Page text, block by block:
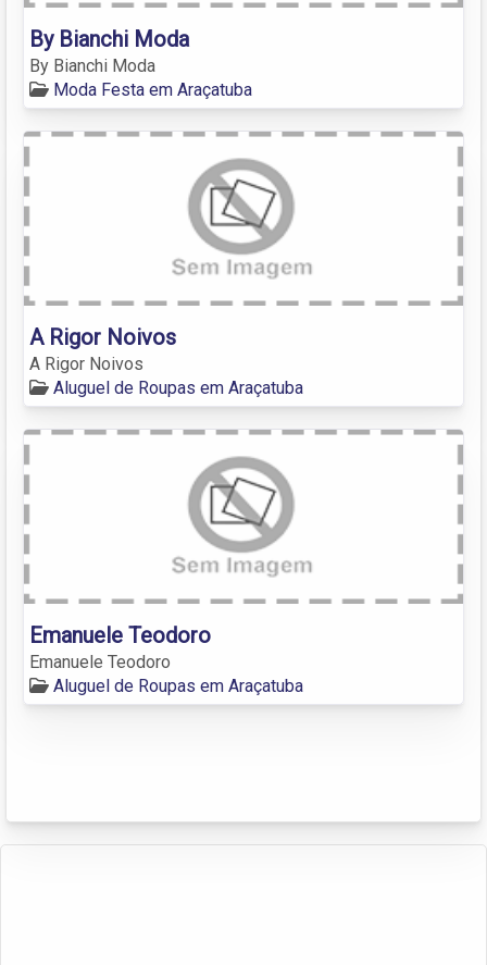
By Bianchi Moda
By Bianchi Moda
Moda Festa em Araçatuba
A Rigor Noivos
A Rigor Noivos
Aluguel de Roupas em Araçatuba
Emanuele Teodoro
Emanuele Teodoro
Aluguel de Roupas em Araçatuba